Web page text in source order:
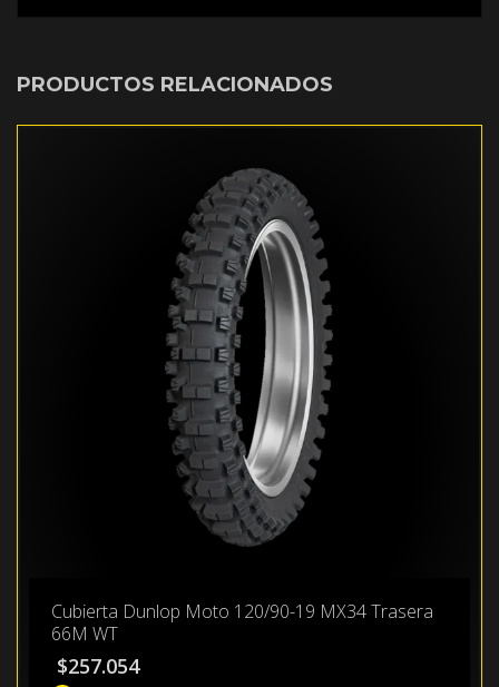
PRODUCTOS RELACIONADOS
Cubierta Dunlop Moto 120/90-19 MX34 Trasera
66M WT
$257.054